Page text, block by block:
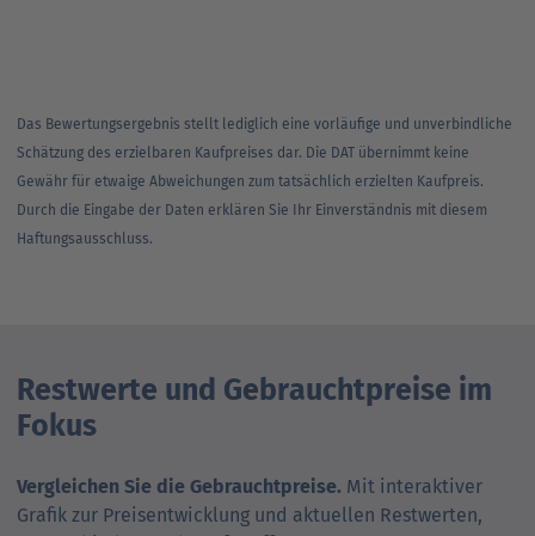
Das Bewertungsergebnis stellt lediglich eine vorläufige und unverbindliche
Schätzung des erzielbaren Kaufpreises dar. Die DAT übernimmt keine
Gewähr für etwaige Abweichungen zum tatsächlich erzielten Kaufpreis.
Durch die Eingabe der Daten erklären Sie Ihr Einverständnis mit diesem
Haftungsausschluss.
Restwerte und Gebrauchtpreise im
Fokus
Vergleichen Sie die Gebrauchtpreise. Mit interaktiver
Grafik zur Preis­ent­wick­lung und aktuellen Restwerten,